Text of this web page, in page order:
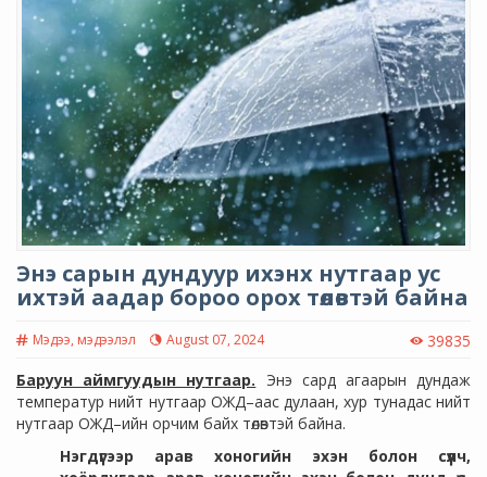
Энэ сарын дундуур ихэнх нутгаар ус
ихтэй аадар бороо орох төлөвтэй байна
Мэдээ, мэдээлэл August 07, 2024
39835
Баруун аймгуудын нутгаар. Энэ сард агаарын дундаж
температур нийт нутгаар ОЖД–аас дулаан, хур тунадас нийт
нутгаар ОЖД–ийн орчим байх төлөвтэй байна.
Нэгдүгээр арав хоногийн эхэн болон сүүлч,